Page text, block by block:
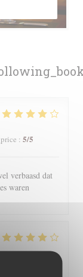
: 5/5
verbaasd dat
waren